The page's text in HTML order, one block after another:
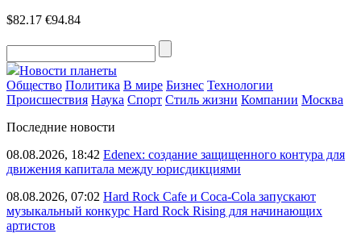
$82.17 €94.84
Новости планеты
Общество Политика В мире Бизнес Технологии
Происшествия Наука Спорт Стиль жизни Компании Москва
Последние новости
08.08.2026, 18:42 Edenex: создание защищенного контура для
движения капитала между юрисдикциями
08.08.2026, 07:02 Hard Rock Cafe и Coca-Cola запускают
музыкальный конкурс Hard Rock Rising для начинающих
артистов